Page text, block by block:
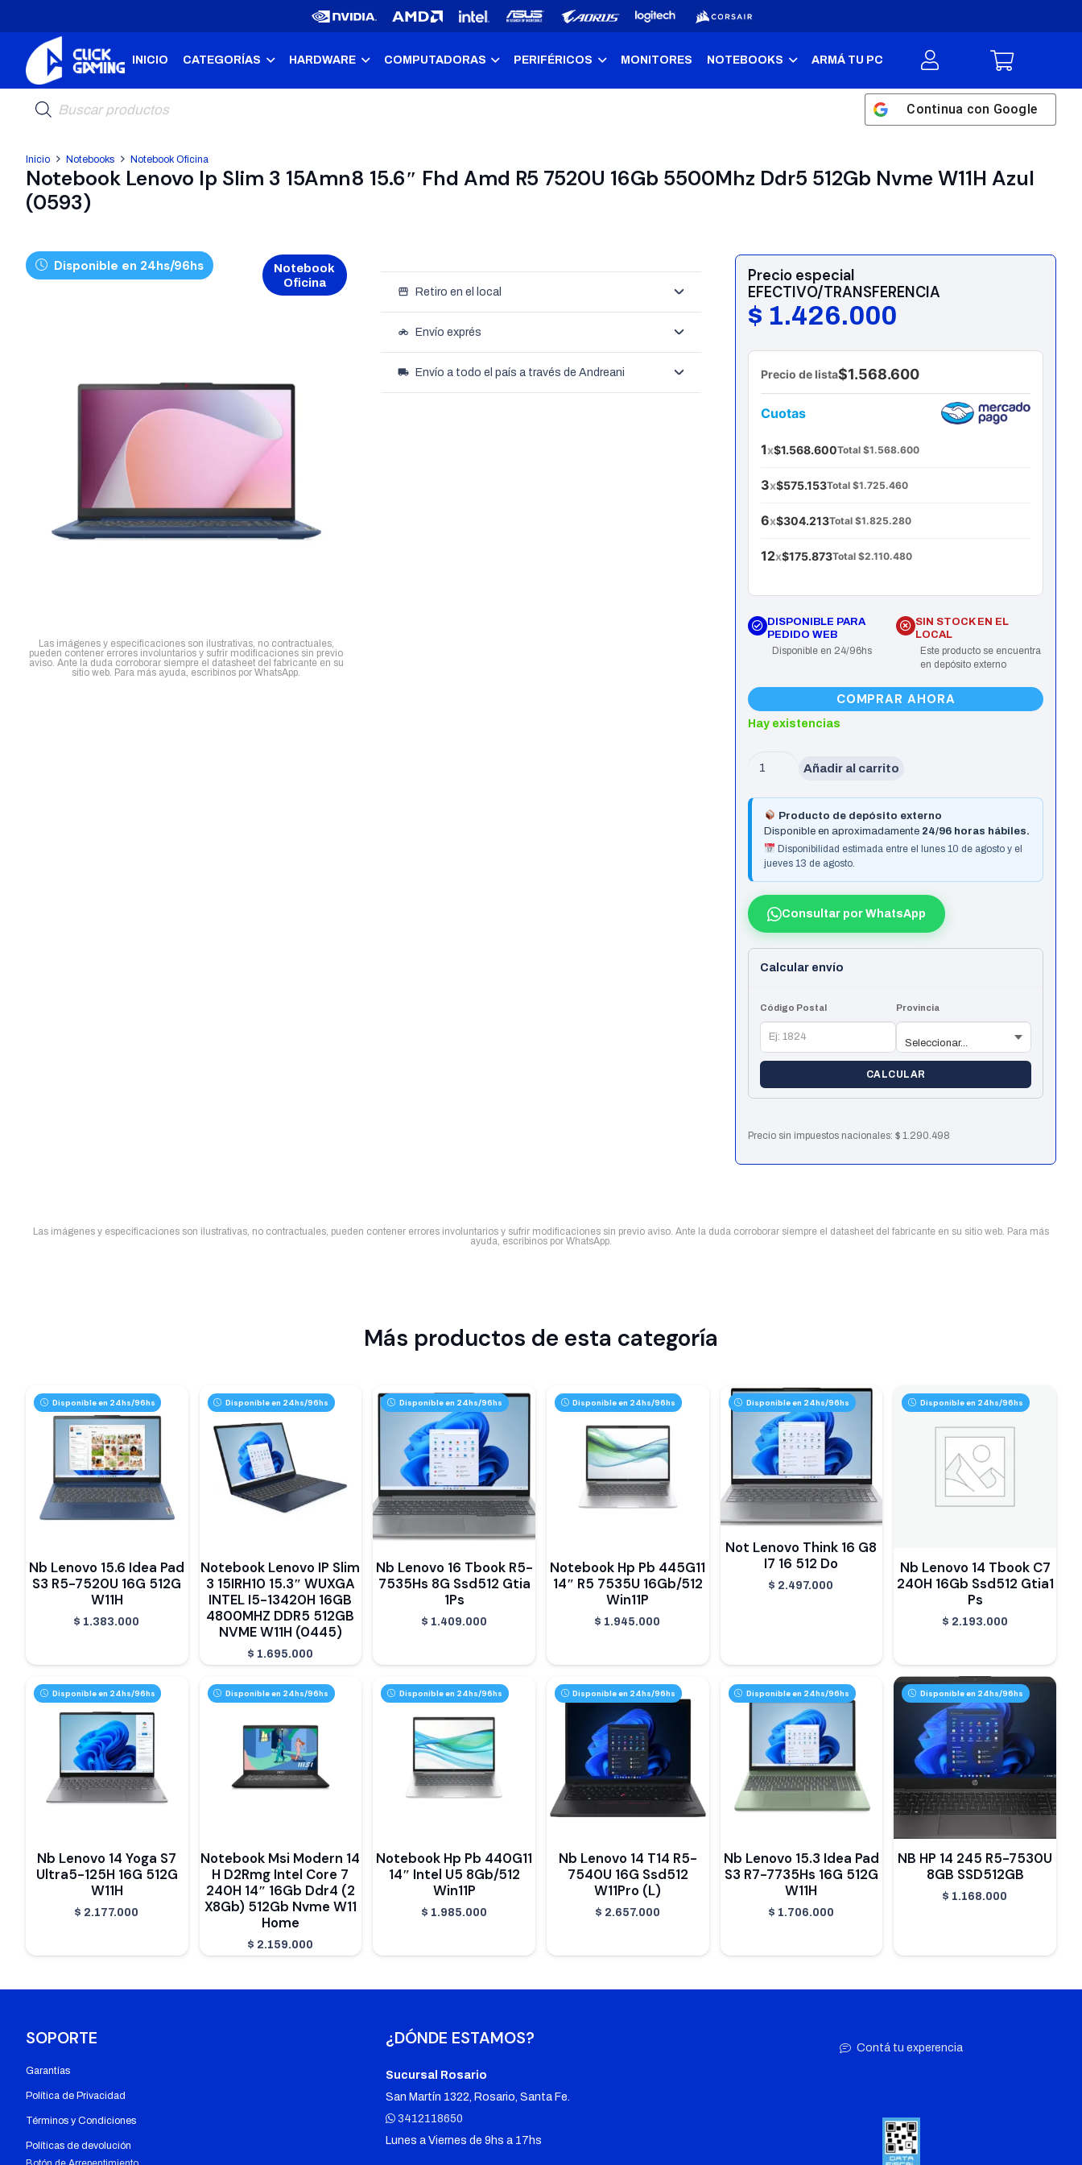
INICIO CATEGORÍAS HARDWARE COMPUTADORAS PERIFÉRICOS MONITORES NOTEBOOKS ARMÁ TU PC
de
productos
Continua con Google
Inicio Notebooks Notebook Oficina
Notebook Lenovo Ip Slim 3 15Amn8 15.6″ Fhd Amd R5 7520U 16Gb 5500Mhz Ddr5 512Gb Nvme W11H Azul
(0593)
Disponible en 24hs/96hs
Notebook
Oficina
Las imágenes y especificaciones son ilustrativas, no contractuales,
pueden contener errores involuntarios y sufrir modificaciones sin previo
aviso. Ante la duda corroborar siempre el datasheet del fabricante en su
sitio web. Para más ayuda, escribinos por WhatsApp.
storefront Retiro en el local
motorcycle Envío exprés
local_shipping Envío a todo el país a través de Andreani
Precio especial
EFECTIVO/TRANSFERENCIA
$ 1.426.000
Precio de lista$1.568.600
Cuotas
1x$1.568.600Total $1.568.600
3x$575.153Total $1.725.460
6x$304.213Total $1.825.280
12x$175.873Total $2.110.480
DISPONIBLE PARA
PEDIDO WEB
Disponible en 24/96hs
SIN STOCK EN EL
LOCAL
Este producto se encuentra
en depósito externo
COMPRAR AHORA
Hay existencias
Notebook
Ip
Slim
15Amn8
15.6"
Fhd
Amd
5500Mhz
512Gb
Nvme
Azul
Añadir al carrito
Producto de depósito externo
Disponible en aproximadamente 24/96 horas hábiles.
Disponibilidad estimada entre el lunes 10 de agosto y el
jueves 13 de agosto.
Consultar por WhatsApp
Calcular envío
Código Postal Provincia
CALCULAR
Precio sin impuestos nacionales:$ 1.290.498
Las imágenes y especificaciones son ilustrativas, no contractuales, pueden contener errores involuntarios y sufrir modificaciones sin previo aviso. Ante la duda corroborar siempre el datasheet del fabricante en su sitio web. Para más
ayuda, escribinos por WhatsApp.
Más productos de esta categoría
Disponible en 24hs/96hs
Nb Lenovo 15.6 Idea Pad
S3 R5-7520U 16G 512G
W11H
$ 1.383.000
Disponible en 24hs/96hs
Notebook Lenovo IP Slim
3 15IRH10 15.3″ WUXGA
INTEL I5-13420H 16GB
4800MHZ DDR5 512GB
NVME W11H (0445)
$ 1.695.000
Disponible en 24hs/96hs
Nb Lenovo 16 Tbook R5-
7535Hs 8G Ssd512 Gtia
1Ps
$ 1.409.000
Disponible en 24hs/96hs
Notebook Hp Pb 445G11
14″ R5 7535U 16Gb/512
Win11P
$ 1.945.000
Disponible en 24hs/96hs
Not Lenovo Think 16 G8
I7 16 512 Do
$ 2.497.000
Disponible en 24hs/96hs
Nb Lenovo 14 Tbook C7
240H 16Gb Ssd512 Gtia1
Ps
$ 2.193.000
Disponible en 24hs/96hs
Nb Lenovo 14 Yoga S7
Ultra5-125H 16G 512G
W11H
$ 2.177.000
Disponible en 24hs/96hs
Notebook Msi Modern 14
H D2Rmg Intel Core 7
240H 14″ 16Gb Ddr4 (2
X8Gb) 512Gb Nvme W11
Home
$ 2.159.000
Disponible en 24hs/96hs
Notebook Hp Pb 440G11
14″ Intel U5 8Gb/512
Win11P
$ 1.985.000
Disponible en 24hs/96hs
Nb Lenovo 14 T14 R5-
7540U 16G Ssd512
W11Pro (L)
$ 2.657.000
Disponible en 24hs/96hs
Nb Lenovo 15.3 Idea Pad
S3 R7-7735Hs 16G 512G
W11H
$ 1.706.000
Disponible en 24hs/96hs
NB HP 14 245 R5-7530U
8GB SSD512GB
$ 1.168.000
SOPORTE
Garantías
Política de Privacidad
Términos y Condiciones
Políticas de devolución
¿DÓNDE ESTAMOS?
Sucursal Rosario
San Martín 1322, Rosario, Santa Fe.
3412118650
Lunes a Viernes de 9hs a 17hs
Contá tu experencia